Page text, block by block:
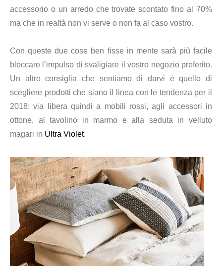
accessorio o un arredo che trovate scontato fino al 70%
ma che in realtà non vi serve o non fa al caso vostro.
Con queste due cose ben fisse in mente sarà più facile
bloccare l’impulso di svaligiare il vostro negozio preferito.
Un altro consiglia che sentiamo di darvi è quello di
scegliere prodotti che siano il linea con le tendenza per il
2018: via libera quindi a mobili rossi, agli accessori in
ottone, al tavolino in marmo e alla seduta in velluto
magari in Ultra Violet.